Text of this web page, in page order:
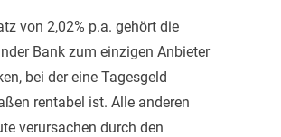
von 2,02% p.a. gehört die
Bank zum einzigen Anbieter
bei der eine Tagesgeld
rentabel ist. Alle anderen
verursachen durch den